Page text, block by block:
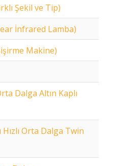
Şekil ve Tip)
İnfrared Lamba)
Makine)
Dalga Altın Kaplı
Orta Dalga Twin